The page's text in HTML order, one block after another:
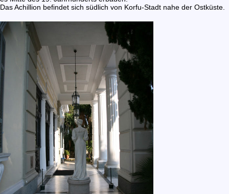
Das Achillion befindet sich südlich von Korfu-Stadt nahe der Ostküste.